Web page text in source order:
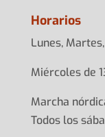
Horarios
Lunes,
Miércoles de
Marcha
Todos los